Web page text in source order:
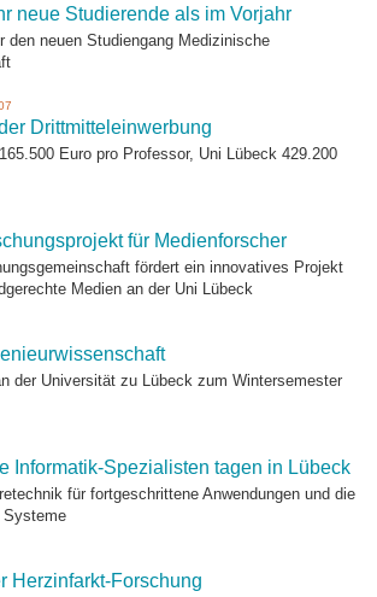
neue Studierende als im Vorjahr
den neuen Studiengang Medizinische
Drittmitteleinwerbung
Euro pro Professor, Uni Lübeck 429.200
für Medienforscher
fördert ein innovatives Projekt
Medien an der Uni Lübeck
der Universität zu Lübeck zum Wintersemester
Informatik-Spezialisten tagen in Lübeck
für fortgeschrittene Anwendungen und die
Systeme
Herzinfarkt-Forschung